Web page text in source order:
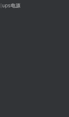
ups电源